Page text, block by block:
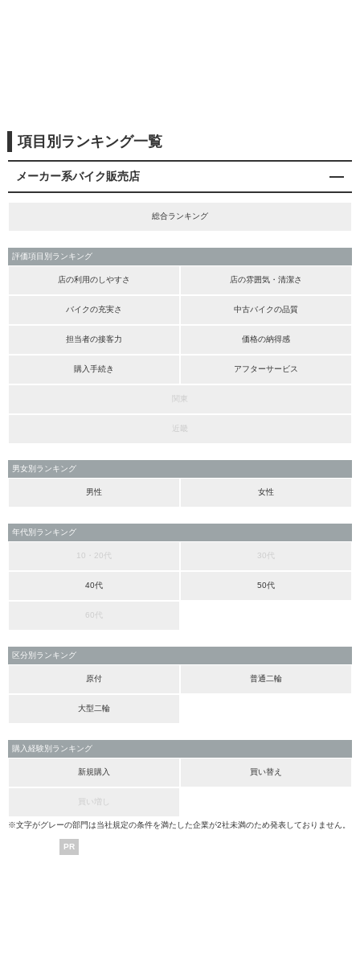
項目別ランキング一覧
メーカー系バイク販売店
総合ランキング
評価項目別ランキング
店の利用のしやすさ 店の雰囲気・清潔さ
バイクの充実さ 中古バイクの品質
担当者の接客力 価格の納得感
購入手続き アフターサービス
関東
近畿
男女別ランキング
男性 女性
年代別ランキング
10・20代 30代
40代 50代
60代
区分別ランキング
原付 普通二輪
大型二輪
購入経験別ランキング
新規購入 買い替え
買い増し
※文字がグレーの部門は当社規定の条件を満たした企業が2社未満のため発表しておりません。
PR